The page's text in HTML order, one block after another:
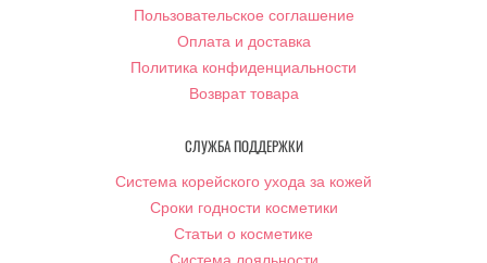
Пользовательское соглашение
Оплата и доставка
Политика конфиденциальности
Возврат товара
СЛУЖБА ПОДДЕРЖКИ
Система корейского ухода за кожей
Сроки годности косметики
Статьи о косметике